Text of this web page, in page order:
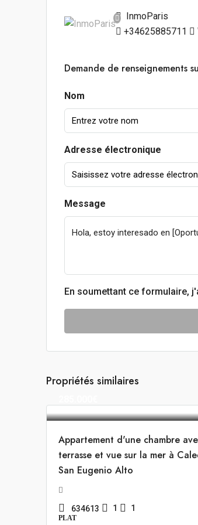
InmoParis
+34625885711
Demande de renseignements
Nom
Adresse électronique
Message
En soumettant ce formulaire,
Propriétés similaires
Appartement d'une chambre
terrasse et vue sur la mer à
San Eugenio Alto
634613 1 1
PLAT